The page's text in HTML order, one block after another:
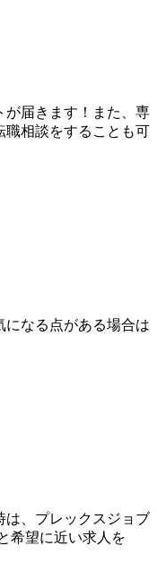
が届きます！また、専
職相談をすることも可
になる点がある場合は
は、プレックスジョブ
希望に近い求人を